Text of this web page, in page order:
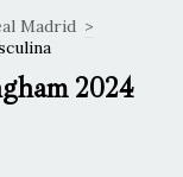
Madrid >
2024